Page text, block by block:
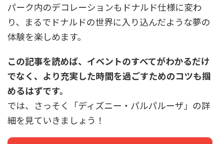
パーク内のデコレーションもドナルド仕様に変わ
り、まるでドナルドの世界に入り込んだような夢の
体験を楽しめます。
この記事を読めば、イベントのすべてがわかるだけ
でなく、より充実した時間を過ごすためのコツも掴
めるはずです。
では、さっそく「ディズニー・パルパルーザ」の詳
細を見ていきましょう！